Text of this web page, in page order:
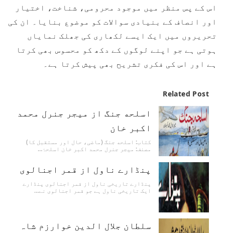
اس کے پس منظر میں موجود محرومی، شناخت، اختیار
اور انصاف کے بنیادی سوالات کو موضوع بنایا۔ ان کی
تحریروں میں ایک ایسے لکھاری کی جھلک نمایاں
ہوتی ہے جو اپنے لوگوں کے دکھ کو محسوس بھی کرتا
ہے اور اس کی فکری تشریح بھی پیش کرتا ہے۔
Related Post
اسلحه جنگ از میجر جنرل محمد
اکبر خان
کتاب: اسلحه جنگ (ماضی، حال اور مستقبل کا)
مصنف: میجر جنرل محمد اکبر خان اسلحۂ…
پنڈارے ناول از قمر اجنالوی
پنڈارے تاریخی ناول از قمر اجنالوی پنڈارے
ایک تاریخی ناول ہے جو قمر اجنالوی نے…
سلطان جلال الدین خوارزم شاہ